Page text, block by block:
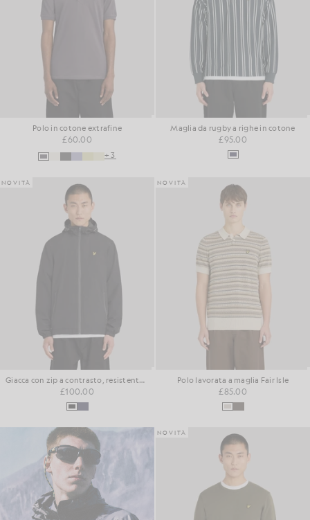
Polo in cotone extrafine
£60.00
+3
Maglia da rugby a righe in cotone
£95.00
NOVITÀ
Giacca con zip a contrasto, resistente all'acqua
£100.00
NOVITÀ
Polo lavorata a maglia Fair Isle
£85.00
NOVITÀ